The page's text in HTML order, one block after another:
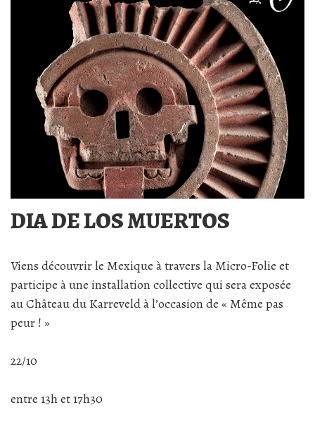
DIA DE LOS MUERTOS
Viens découvrir le Mexique à travers la Micro-Folie et
participe à une installation collective qui sera exposée
au Château du Karreveld à l’occasion de « Même pas
peur ! »
22/10
entre 13h et 17h30